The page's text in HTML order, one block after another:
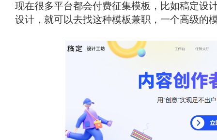
现在很多平台都会付费征集模板，比如稿定设
设计，就可以去找这种模板兼职，一个高级的